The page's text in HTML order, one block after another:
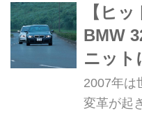
X5 4.8i
こではそ
う。（以
Magazine
【ヒ
BMW
ニット
な味わ
2007年は
変革が起